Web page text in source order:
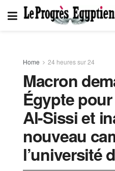
Home 24 heures sur 24
Macron
Égypte
Al-Sissi et
nouveau
l’université